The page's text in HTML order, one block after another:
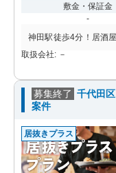
敷金・保証金
-
神田駅徒歩4分！居酒
取扱会社: －
募集終了 千代田
案件
居抜きプラス